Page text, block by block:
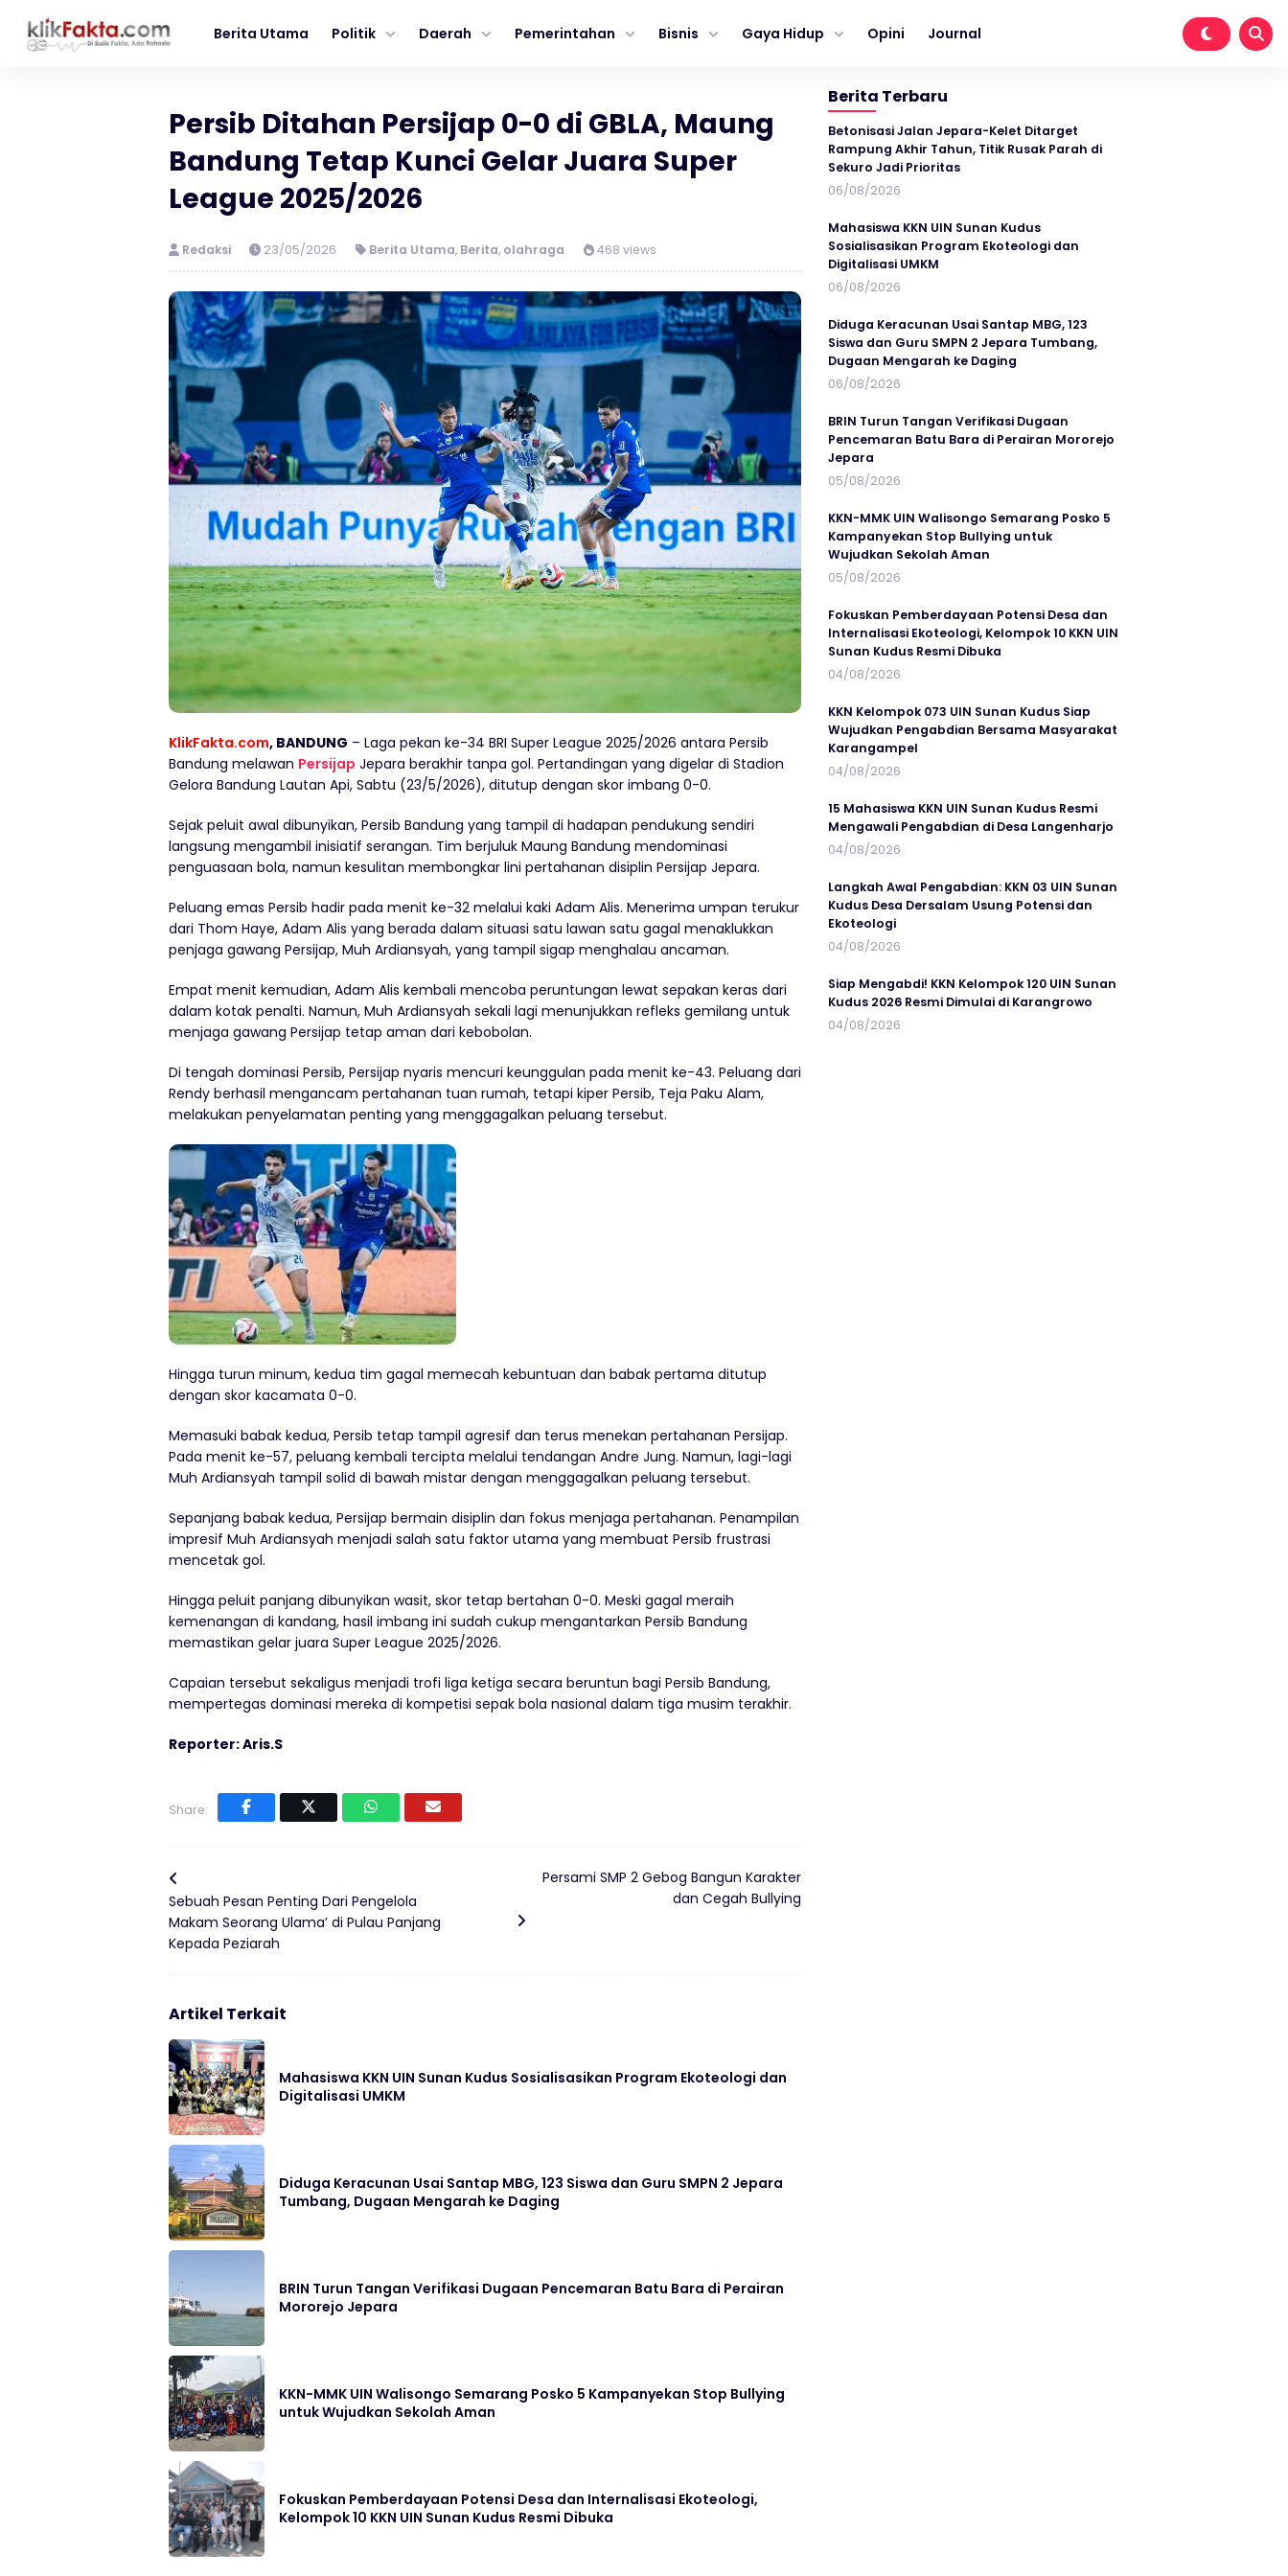
Berita Utama Politik Daerah Pemerintahan Bisnis Gaya Hidup Opini Journal
Persib Ditahan Persijap 0-0 di GBLA, Maung
Bandung Tetap Kunci Gelar Juara Super
League 2025/2026
Redaksi 23/05/2026 Berita Utama, Berita, olahraga 468 views
KlikFakta.com, BANDUNG – Laga pekan ke-34 BRI Super League 2025/2026 antara Persib
Bandung melawan Persijap Jepara berakhir tanpa gol. Pertandingan yang digelar di Stadion
Gelora Bandung Lautan Api, Sabtu (23/5/2026), ditutup dengan skor imbang 0-0.
Sejak peluit awal dibunyikan, Persib Bandung yang tampil di hadapan pendukung sendiri
langsung mengambil inisiatif serangan. Tim berjuluk Maung Bandung mendominasi
penguasaan bola, namun kesulitan membongkar lini pertahanan disiplin Persijap Jepara.
Peluang emas Persib hadir pada menit ke-32 melalui kaki Adam Alis. Menerima umpan terukur
dari Thom Haye, Adam Alis yang berada dalam situasi satu lawan satu gagal menaklukkan
penjaga gawang Persijap, Muh Ardiansyah, yang tampil sigap menghalau ancaman.
Empat menit kemudian, Adam Alis kembali mencoba peruntungan lewat sepakan keras dari
dalam kotak penalti. Namun, Muh Ardiansyah sekali lagi menunjukkan refleks gemilang untuk
menjaga gawang Persijap tetap aman dari kebobolan.
Di tengah dominasi Persib, Persijap nyaris mencuri keunggulan pada menit ke-43. Peluang dari
Rendy berhasil mengancam pertahanan tuan rumah, tetapi kiper Persib, Teja Paku Alam,
melakukan penyelamatan penting yang menggagalkan peluang tersebut.
Hingga turun minum, kedua tim gagal memecah kebuntuan dan babak pertama ditutup
dengan skor kacamata 0-0.
Memasuki babak kedua, Persib tetap tampil agresif dan terus menekan pertahanan Persijap.
Pada menit ke-57, peluang kembali tercipta melalui tendangan Andre Jung. Namun, lagi-lagi
Muh Ardiansyah tampil solid di bawah mistar dengan menggagalkan peluang tersebut.
Sepanjang babak kedua, Persijap bermain disiplin dan fokus menjaga pertahanan. Penampilan
impresif Muh Ardiansyah menjadi salah satu faktor utama yang membuat Persib frustrasi
mencetak gol.
Hingga peluit panjang dibunyikan wasit, skor tetap bertahan 0-0. Meski gagal meraih
kemenangan di kandang, hasil imbang ini sudah cukup mengantarkan Persib Bandung
memastikan gelar juara Super League 2025/2026.
Capaian tersebut sekaligus menjadi trofi liga ketiga secara beruntun bagi Persib Bandung,
mempertegas dominasi mereka di kompetisi sepak bola nasional dalam tiga musim terakhir.
Reporter: Aris.S
Share:
Sebuah Pesan Penting Dari Pengelola
Makam Seorang Ulama’ di Pulau Panjang
Kepada Peziarah
Persami SMP 2 Gebog Bangun Karakter
dan Cegah Bullying
Artikel Terkait
Mahasiswa KKN UIN Sunan Kudus Sosialisasikan Program Ekoteologi dan
Digitalisasi UMKM
Diduga Keracunan Usai Santap MBG, 123 Siswa dan Guru SMPN 2 Jepara
Tumbang, Dugaan Mengarah ke Daging
BRIN Turun Tangan Verifikasi Dugaan Pencemaran Batu Bara di Perairan
Mororejo Jepara
KKN-MMK UIN Walisongo Semarang Posko 5 Kampanyekan Stop Bullying
untuk Wujudkan Sekolah Aman
Fokuskan Pemberdayaan Potensi Desa dan Internalisasi Ekoteologi,
Kelompok 10 KKN UIN Sunan Kudus Resmi Dibuka
Berita Terbaru
Betonisasi Jalan Jepara-Kelet Ditarget
Rampung Akhir Tahun, Titik Rusak Parah di
Sekuro Jadi Prioritas
06/08/2026
Mahasiswa KKN UIN Sunan Kudus
Sosialisasikan Program Ekoteologi dan
Digitalisasi UMKM
06/08/2026
Diduga Keracunan Usai Santap MBG, 123
Siswa dan Guru SMPN 2 Jepara Tumbang,
Dugaan Mengarah ke Daging
06/08/2026
BRIN Turun Tangan Verifikasi Dugaan
Pencemaran Batu Bara di Perairan Mororejo
Jepara
05/08/2026
KKN-MMK UIN Walisongo Semarang Posko 5
Kampanyekan Stop Bullying untuk
Wujudkan Sekolah Aman
05/08/2026
Fokuskan Pemberdayaan Potensi Desa dan
Internalisasi Ekoteologi, Kelompok 10 KKN UIN
Sunan Kudus Resmi Dibuka
04/08/2026
KKN Kelompok 073 UIN Sunan Kudus Siap
Wujudkan Pengabdian Bersama Masyarakat
Karangampel
04/08/2026
15 Mahasiswa KKN UIN Sunan Kudus Resmi
Mengawali Pengabdian di Desa Langenharjo
04/08/2026
Langkah Awal Pengabdian: KKN 03 UIN Sunan
Kudus Desa Dersalam Usung Potensi dan
Ekoteologi
04/08/2026
Siap Mengabdi! KKN Kelompok 120 UIN Sunan
Kudus 2026 Resmi Dimulai di Karangrowo
04/08/2026